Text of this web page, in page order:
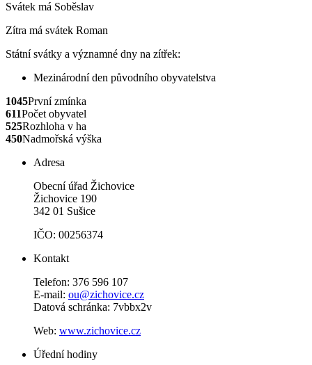
Svátek má Soběslav
Zítra má svátek Roman
Státní svátky a významné dny na zítřek:
Mezinárodní den původního obyvatelstva
1045První zmínka
611Počet obyvatel
525Rozhloha v ha
450Nadmořská výška
Adresa
Obecní úřad Žichovice
Žichovice 190
342 01 Sušice
IČO: 00256374
Kontakt
Telefon: 376 596 107
E-mail: ou@zichovice.cz
Datová schránka: 7vbbx2v
Web: www.zichovice.cz
Úřední hodiny